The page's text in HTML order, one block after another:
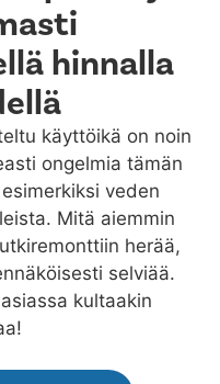
hinnalla
käyttöikä on noin
ongelmia tämän
veden
Mitä aiemmin
herää,
selviää.
kultaakin